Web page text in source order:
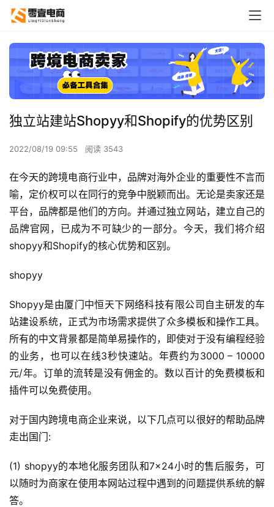
独立站建站Shopyy和Shopify的优势区别
2022/08/19 09:55 阅读 3543
在今天的跨境电商行业中，品牌对海外企业的重要性不言而
喻，定价权可以在同行的竞争中脱颖而出。无论是卖家还是
平台，品牌都是他们的方向。并通过独立网站，建立自己的
品牌官网，已成为不可缺少的一部分。今天，我们将介绍
shopyy和Shopify的核心优势和区别。
shopyy
Shopyy是由厦门中恒天下网络科技有限公司自主研发的车
站建设系统，正式为市场需求提供了众多模板和操作工具。
所有的中文背景都是简单易操作的，即使对于没有编程经验
的业务，也可以在线3秒快速站。年费约为3000 – 10000
元/年。订单的流转是没有佣金的。数以百计的免费模板和
插件可以免费使用。
对于国内跨境电商企业来说，以下几点可以很好的帮助品牌
走出国门:
(1) shopyy的本地化服务团队和7×24小时的售后服务，可
以随时为商家在使用本网站过程中遇到的问题提供系统的解
答。